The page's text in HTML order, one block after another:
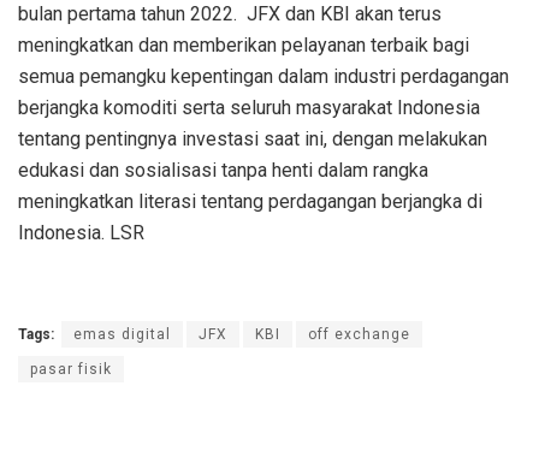
bulan pertama tahun 2022. JFX dan KBI akan terus
meningkatkan dan memberikan pelayanan terbaik bagi
semua pemangku kepentingan dalam industri perdagangan
berjangka komoditi serta seluruh masyarakat Indonesia
tentang pentingnya investasi saat ini, dengan melakukan
edukasi dan sosialisasi tanpa henti dalam rangka
meningkatkan literasi tentang perdagangan berjangka di
Indonesia. LSR
Tags: emas digital JFX KBI off exchange
pasar fisik